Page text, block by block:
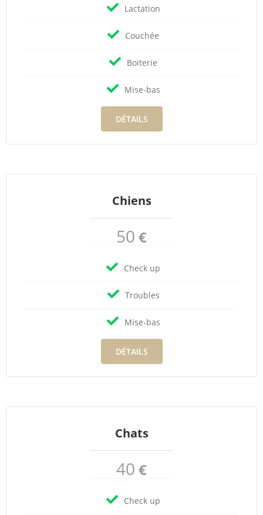
Lactation
Couchée
Boiterie
Mise-bas
DÉTAILS
Chiens
50 €
Check up
Troubles
Mise-bas
DÉTAILS
Chats
40 €
Check up